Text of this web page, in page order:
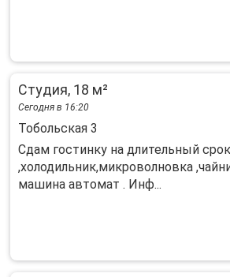
Студия, 18 м²
Сегодня в 16:20
Тобольская 3
Сдам гостинку на длительный срок
,холодильник,микроволновка
машина автомат . Инф...